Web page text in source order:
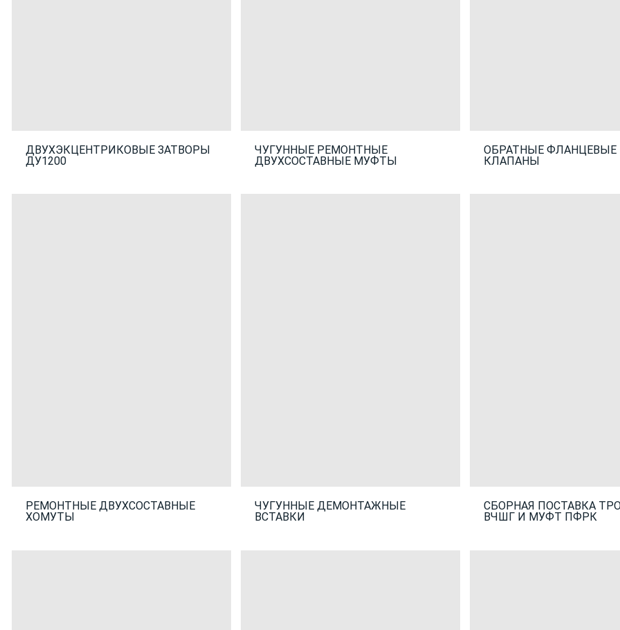
ДВУХЭКЦЕНТРИКОВЫЕ ЗАТВОРЫ
ДУ1200
ЧУГУННЫЕ РЕМОНТНЫЕ
ДВУХСОСТАВНЫЕ МУФТЫ
ОБРАТНЫЕ
КЛАПАНЫ
РЕМОНТНЫЕ ДВУХСОСТАВНЫЕ
ХОМУТЫ
ЧУГУННЫЕ ДЕМОНТАЖНЫЕ
ВСТАВКИ
СБОРНАЯ ПОСТАВКА
ВЧШГ И МУФТ ПФРК